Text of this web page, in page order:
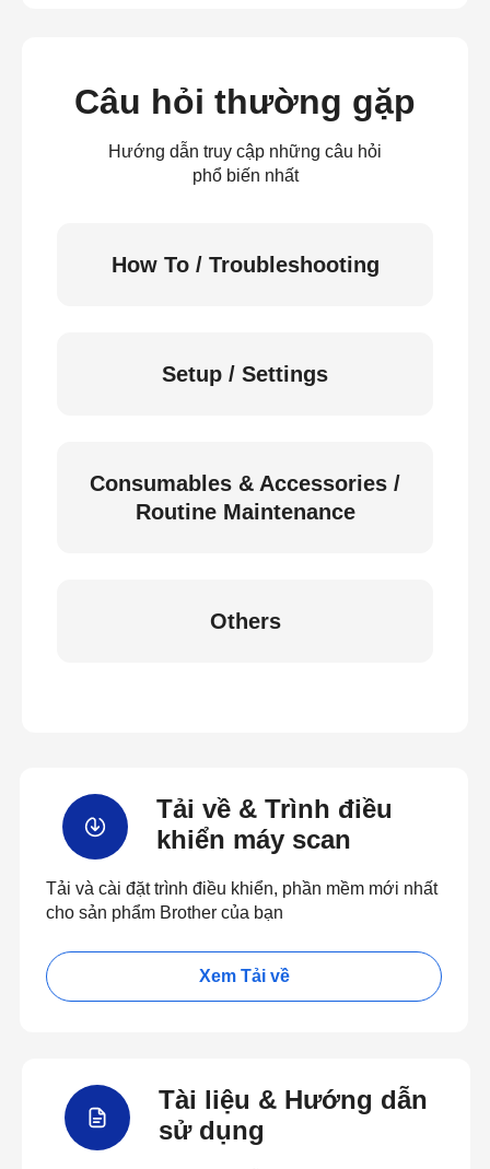
Câu hỏi thường gặp
Hướng dẫn truy cập những câu hỏi
phổ biến nhất
How To / Troubleshooting
Setup / Settings
Consumables & Accessories /
Routine Maintenance
Others
Tải về & Trình điều
khiển máy scan
Tải và cài đặt trình điều khiển, phần mềm mới nhất
cho sản phẩm Brother của bạn
Xem Tải về
Tài liệu & Hướng dẫn
sử dụng